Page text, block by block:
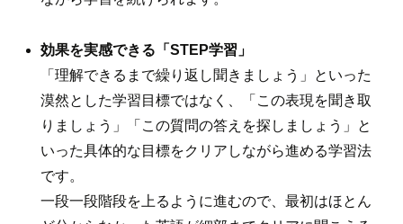
効果を実感できる「STEP学習」
「理解できるまで繰り返し聞きましょう」といった
漠然とした学習目標ではなく、「この表現を聞き取
りましょう」「この質問の答えを探しましょう」と
いった具体的な目標をクリアしながら進める学習法
です。
一段一段階段を上るように進むので、最初はほとん